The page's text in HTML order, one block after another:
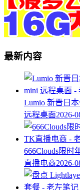
最新内容
Lumio 新晋日
远程桌面2026-
666Clouds限时
直播电商2026-